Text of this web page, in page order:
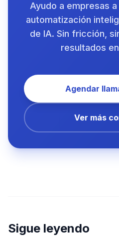
Ayudo a empresas
automatización
de IA. Sin fricción,
resultados
Agendar
Ver más
Sigue leyendo